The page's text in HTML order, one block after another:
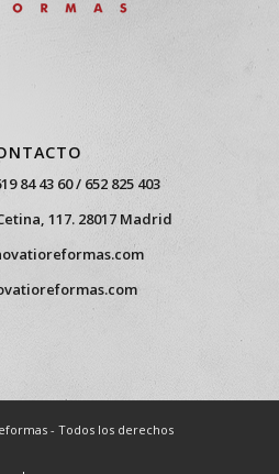
84 43 60 / 652 825 403
117. 28017 Madrid
- Todos los derechos